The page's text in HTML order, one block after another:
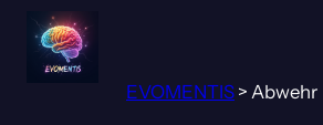
Zum
Inhalt
springen
EVOMENTIS > Abwehr